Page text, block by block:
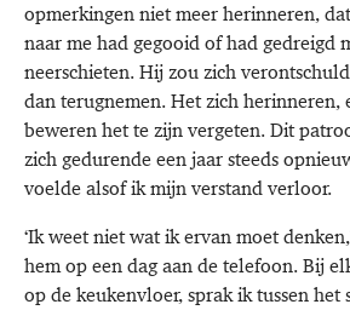
opmerkingen niet meer herinneren,
naar me had gegooid of had gedreigd
neerschieten. Hij zou zich
dan terugnemen. Het zich herinneren,
beweren het te zijn vergeten. Dit
zich gedurende een jaar steeds
voelde alsof ik mijn verstand verloor.
‘Ik weet niet wat ik ervan moet
hem op een dag aan de telefoon. Bij
op de keukenvloer, sprak ik tussen het